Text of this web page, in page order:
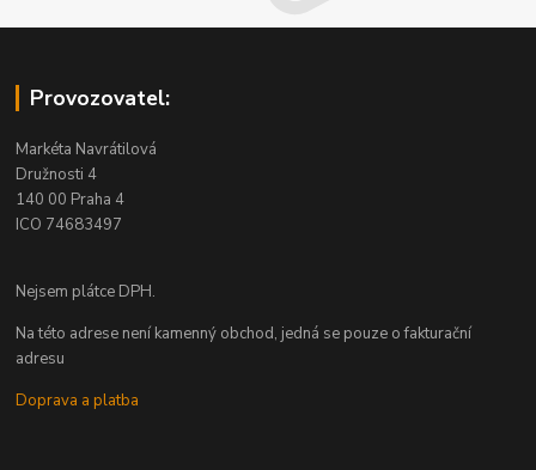
Provozovatel:
Markéta Navrátilová
Družnosti 4
140 00 Praha 4
ICO 74683497
Nejsem plátce DPH.
Na této adrese není kamenný obchod, jedná se pouze o fakturační
adresu
Doprava a platba